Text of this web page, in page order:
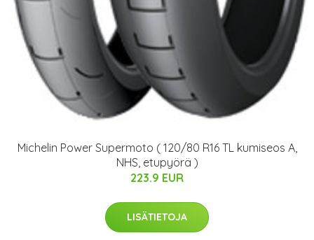
Michelin Power Supermoto ( 120/80 R16 TL kumiseos A,
NHS, etupyörä )
223.9 EUR
LISÄTIETOJA